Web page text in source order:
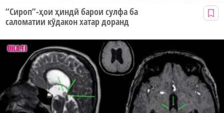
“Сироп”-ҳои ҳиндӣ барои сулфа ба
саломатии кӯдакон хатар доранд